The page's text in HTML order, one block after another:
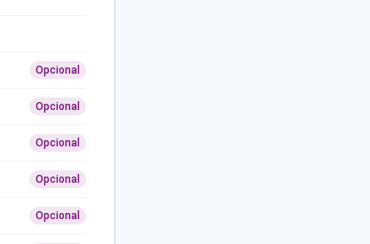
Opcional
Opcional
Opcional
Opcional
Opcional